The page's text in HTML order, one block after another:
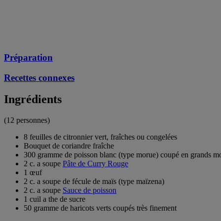
Préparation
Recettes connexes
Ingrédients
(12 personnes)
8 feuilles de citronnier vert, fraîches ou congelées
Bouquet de coriandre fraîche
300 gramme de poisson blanc (type morue) coupé en grands
2 c. a soupe Pâte de Curry Rouge
1 œuf
2 c. a soupe de fécule de maïs (type maïzena)
2 c. a soupe Sauce de poisson
1 cuil a the de sucre
50 gramme de haricots verts coupés très finement